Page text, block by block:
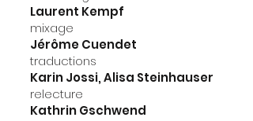
Laurent Kempf
mixage
Jérôme Cuendet
traductions
Karin Jossi, Alisa Steinhauser
relecture
Kathrin Gschwend